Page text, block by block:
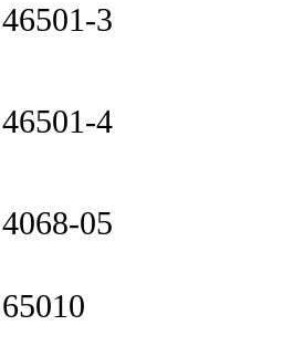
46501-3
46501-4
4068-05
65010